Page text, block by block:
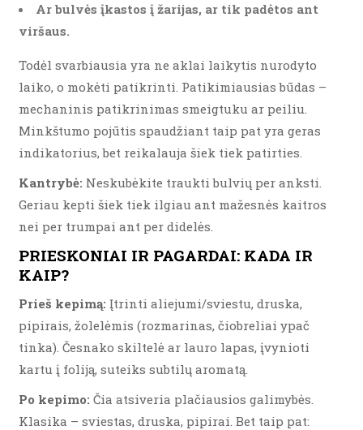
Ar bulvės įkastos į žarijas, ar tik padėtos ant
viršaus.
Todėl svarbiausia yra ne aklai laikytis nurodyto
laiko, o mokėti patikrinti. Patikimiausias būdas –
mechaninis patikrinimas smeigtuku ar peiliu.
Minkštumo pojūtis spaudžiant taip pat yra geras
indikatorius, bet reikalauja šiek tiek patirties.
Kantrybė: Neskubėkite traukti bulvių per anksti.
Geriau kepti šiek tiek ilgiau ant mažesnės kaitros
nei per trumpai ant per didelės.
PRIESKONIAI IR PAGARDAI: KADA IR
KAIP?
Prieš kepimą: Įtrinti aliejumi/sviestu, druska,
pipirais, žolelėmis (rozmarinas, čiobreliai ypač
tinka). Česnako skiltelė ar lauro lapas, įvynioti
kartu į foliją, suteiks subtilų aromatą.
Po kepimo: Čia atsiveria plačiausios galimybės.
Klasika – sviestas, druska, pipirai. Bet taip pat: